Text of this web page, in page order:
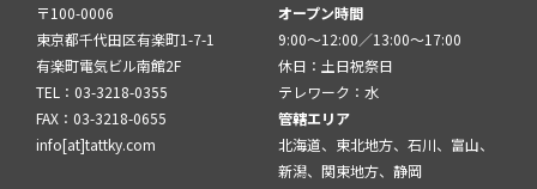
〒100-0006
東京都千代田区有楽町1-7-1
有楽町電気ビル南館2F
TEL：03-3218-0355
FAX：03-3218-0655
info[at]tattky.com
オープン時間
9:00～12:00／13:00～17:00
休日：土日祝祭日
テレワーク：水
管轄エリア
北海道、東北地方、石川、富山、
新潟、関東地方、静岡